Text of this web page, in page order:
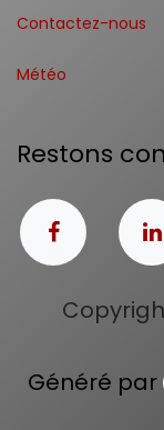
Contactez-nous
Météo
Restons
Généré par